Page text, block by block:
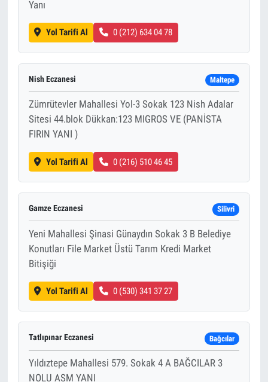
Yanı
Yol Tarifi Al 0 (212) 634 04 78
Nish Eczanesi Maltepe
Zümrütevler Mahallesi Yol-3 Sokak 123 Nish Adalar
Sitesi 44.blok Dükkan:123 MIGROS VE (PANİSTA
FIRIN YANI )
Yol Tarifi Al 0 (216) 510 46 45
Gamze Eczanesi Silivri
Yeni Mahallesi Şinasi Günaydın Sokak 3 B Belediye
Konutları File Market Üstü Tarım Kredi Market
Bitişiği
Yol Tarifi Al 0 (530) 341 37 27
Tatlıpınar Eczanesi Bağcılar
Yıldıztepe Mahallesi 579. Sokak 4 A BAĞCILAR 3
NOLU ASM YANI